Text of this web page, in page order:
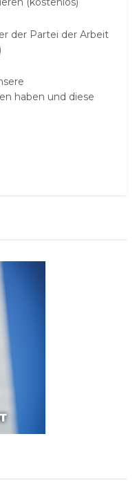
der Partei der Arbeit
haben und diese